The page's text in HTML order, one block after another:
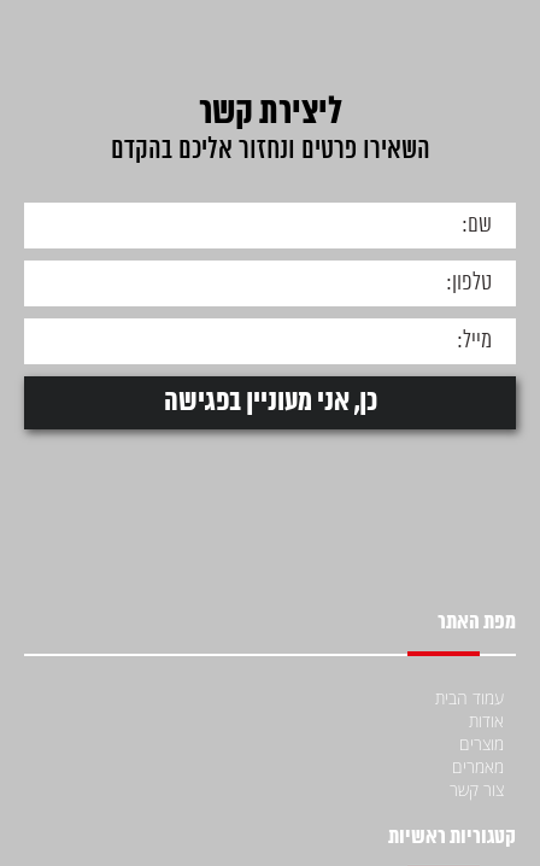
ליצירת קשר
השאירו פרטים ונחזור אליכם בהקדם
מפת האתר
עמוד הבית
אודות
מוצרים
מאמרים
צור קשר
קטגוריות ראשיות